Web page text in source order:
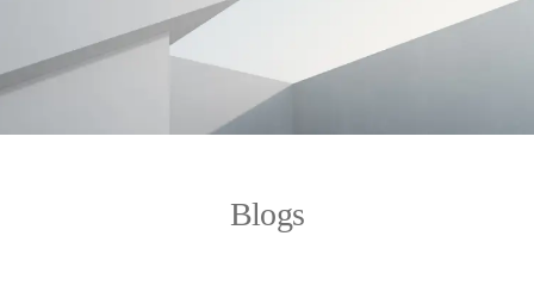
Blogs